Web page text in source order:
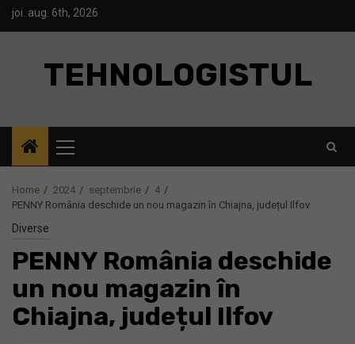
Skipjoi. aug. 6th, 2026
TEHNOLOGISTUL
Menu
Home 2024 septembrie
4
PENNY România deschide un nou magazin în Chiajna, județul Ilfov
Diverse
PENNY România deschide
un nou magazin în
Chiajna, județul Ilfov